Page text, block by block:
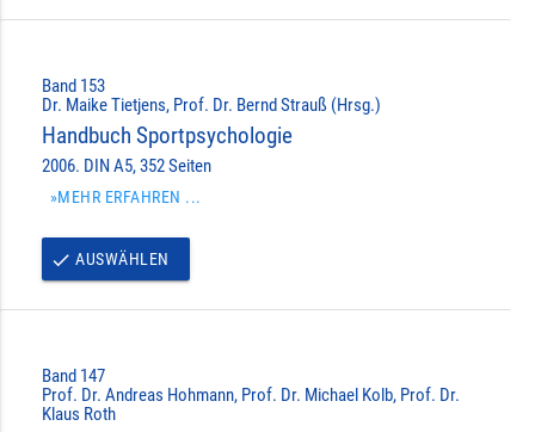
Band 153
Dr. Maike Tietjens, Prof. Dr. Bernd Strauß (Hrsg.)
Handbuch Sportpsychologie
2006. DIN A5, 352 Seiten
»MEHR ERFAHREN ...
done AUSWÄHLEN
Band 147
Prof. Dr. Andreas Hohmann, Prof. Dr. Michael Kolb, Prof. Dr.
Klaus Roth